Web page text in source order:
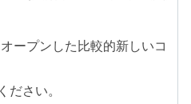
ープンした比較的新しいコ
ださい。